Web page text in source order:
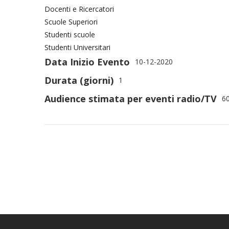
Docenti e Ricercatori
Scuole Superiori
Studenti scuole
Studenti Universitari
Data Inizio Evento 10-12-2020
Durata (giorni) 1
Audience stimata per eventi radio/TV